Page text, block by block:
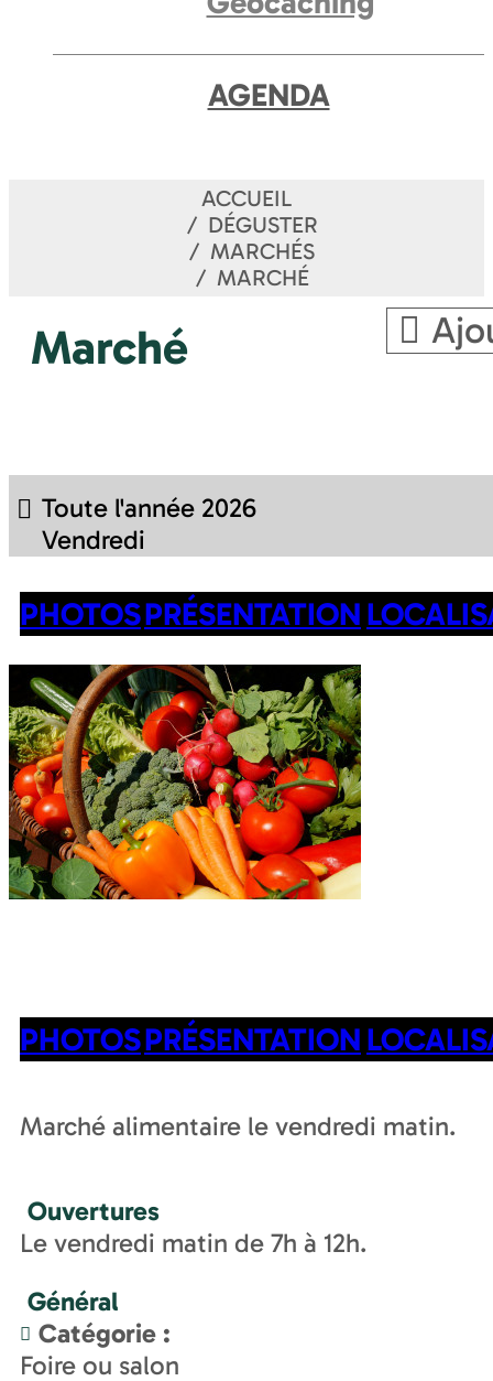
AGENDA
ACCUEIL
DÉGUSTER
MARCHÉS
MARCHÉ
Marché
Toute l'année 2026
Vendredi
PHOTOSPRÉSENTATION
PHOTOSPRÉSENTATION
Marché alimentaire le vendredi matin.
Ouvertures
Le vendredi matin de 7h à 12h.
Général
Catégorie :
Foire ou salon